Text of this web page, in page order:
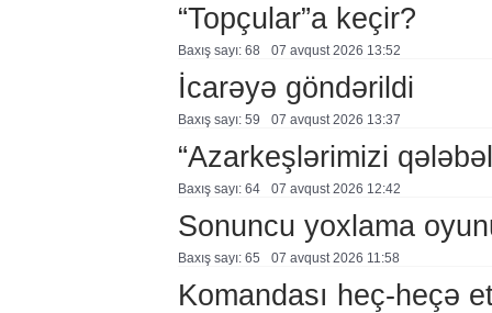
“Topçular”a keçir?
Baxış sayı: 68 07 avqust 2026 13:52
İcarəyə göndərildi
Baxış sayı: 59 07 avqust 2026 13:37
“Azarkeşlərimizi
Baxış sayı: 64 07 avqust 2026 12:42
Sonuncu yoxlama
Baxış sayı: 65 07 avqust 2026 11:58
Komandası heç-heçə